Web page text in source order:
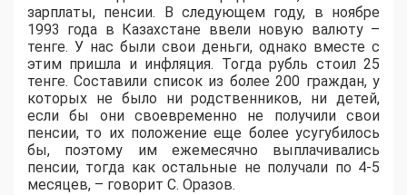
зарплаты, пенсии. В следующем году, в ноябре
1993 года в Казахстане ввели новую валюту –
тенге. У нас были свои деньги, однако вместе с
этим пришла и инфляция. Тогда рубль стоил 25
тенге. Составили список из более 200 граждан, у
которых не было ни родственников, ни детей,
если бы они своевременно не получили свои
пенсии, то их положение еще более усугубилось
бы, поэтому им ежемесячно выплачивались
пенсии, тогда как остальные не получали по 4-5
месяцев, – говорит С. Оразов.